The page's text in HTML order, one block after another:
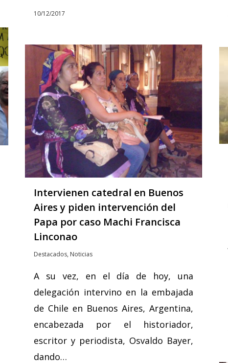
10/12/2017
Intervienen catedral en Buenos
Aires y piden intervención del
Papa por caso Machi Francisca
Linconao
Destacados, Noticias
A su vez, en el día de hoy, una
delegación intervino en la embajada
de Chile en Buenos Aires, Argentina,
encabezada por el historiador,
escritor y periodista, Osvaldo Bayer,
dando…